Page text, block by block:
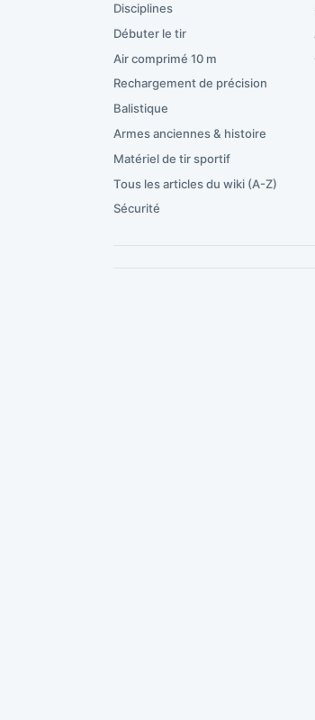
Disciplines
Débuter le tir
Air comprimé 10 m
Rechargement de précision
Balistique
Armes anciennes & histoire
Matériel de tir sportif
Tous les articles du wiki (A-Z)
Sécurité